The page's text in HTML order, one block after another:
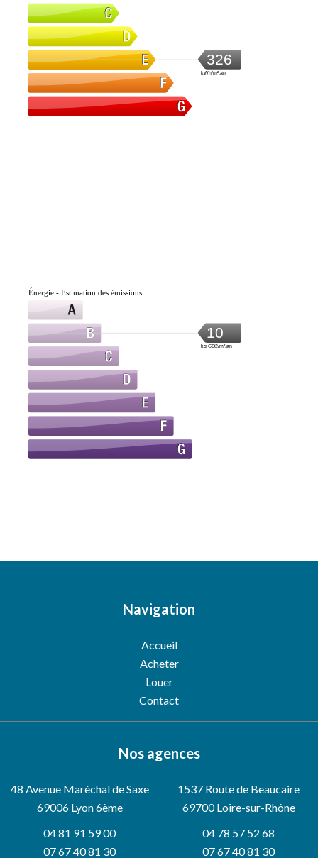
326
kWh/m².an
Énergie - Estimation des émissions
10
kg CO2/m².an
Navigation
Accueil
Acheter
Louer
Contact
Nos agences
48 Avenue Maréchal de Saxe
69006Lyon 6ème
04 81 91 59 00
07 67 40 81 30
1537 Route de Beaucaire
69700 Loire-sur-Rhône
04 78 57 52 68
07 67 40 81 30